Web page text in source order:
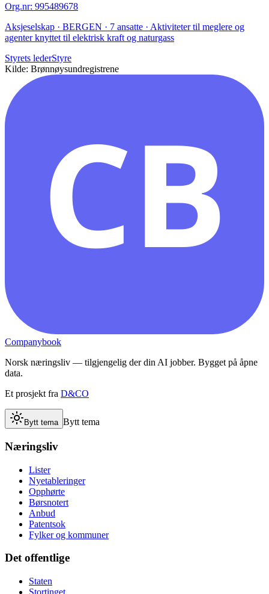
Org.nr: 995489678
Aksjeselskap · BERGEN · 7 ansatte · Aktiviteter til meglere og
agenter knyttet til elektrisk kraft og naturgass
Styrets lederStyre
Kilde: Brønnøysundregistrene
CB
Companybook
Norsk næringsliv — tilgjengelig der din AI jobber. Bygget på åpne
data.
Et prosjekt fra D&CO
Bytt tema Bytt tema
Næringsliv
Lister
Nyetableringer
Opphørte
Børsnotert
Anbud
Patentsok
Fylker og kommuner
Det offentlige
Staten
Stortinget